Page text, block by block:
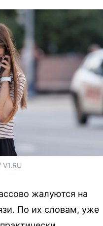
жалуются на
По их словам, уже